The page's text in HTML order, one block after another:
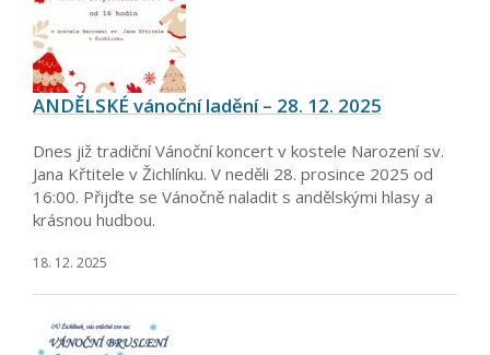
ANDĚLSKÉ vánoční ladění – 28. 12. 2025
Dnes již tradiční Vánoční koncert v kostele Narození sv.
Jana Křtitele v Žichlínku. V neděli 28. prosince 2025 od
16:00. Přijďte se Vánočně naladit s andělskými hlasy a
krásnou hudbou.
18. 12. 2025